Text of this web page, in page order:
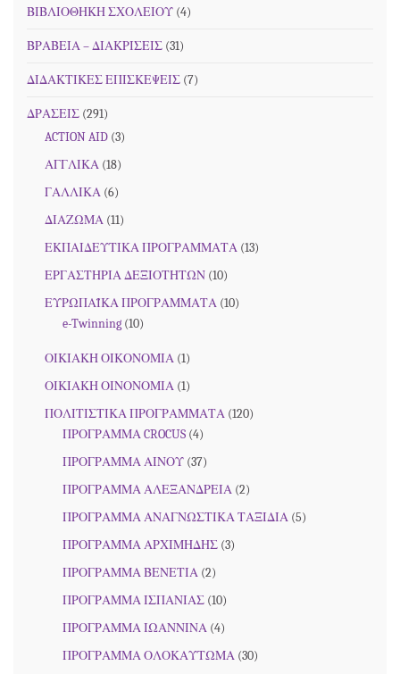
ΒΙΒΛΙΟΘΗΚΗ ΣΧΟΛΕΙΟΥ (4)
ΒΡΑΒΕΙΑ – ΔΙΑΚΡΙΣΕΙΣ (31)
ΔΙΔΑΚΤΙΚΕΣ ΕΠΙΣΚΕΨΕΙΣ (7)
ΔΡΑΣΕΙΣ (291)
ACTION AID (3)
ΑΓΓΛΙΚΑ (18)
ΓΑΛΛΙΚΑ (6)
ΔΙΑΖΩΜΑ (11)
ΕΚΠΑΙΔΕΥΤΙΚΑ ΠΡΟΓΡΑΜΜΑΤΑ (13)
ΕΡΓΑΣΤΗΡΙΑ ΔΕΞΙΟΤΗΤΩΝ (10)
ΕΥΡΩΠΑΪΚΑ ΠΡΟΓΡΑΜΜΑΤΑ (10)
e-Twinning (10)
ΟΙΚΙΑΚΗ ΟΙΚΟΝΟΜΙΑ (1)
ΟΙΚΙΑΚΗ ΟΙΝΟΝΟΜΙΑ (1)
ΠΟΛΙΤΙΣΤΙΚΑ ΠΡΟΓΡΑΜΜΑΤΑ (120)
ΠΡΟΓΡΑΜΜΑ CROCUS (4)
ΠΡΟΓΡΑΜΜΑ ΑΙΝΟΥ (37)
ΠΡΟΓΡΑΜΜΑ ΑΛΕΞΑΝΔΡΕΙΑ (2)
ΠΡΟΓΡΑΜΜΑ ΑΝΑΓΝΩΣΤΙΚΑ ΤΑΞΙΔΙΑ (5)
ΠΡΟΓΡΑΜΜΑ ΑΡΧΙΜΗΔΗΣ (3)
ΠΡΟΓΡΑΜΜΑ ΒΕΝΕΤΙΑ (2)
ΠΡΟΓΡΑΜΜΑ ΙΣΠΑΝΙΑΣ (10)
ΠΡΟΓΡΑΜΜΑ ΙΩΑΝΝΙΝΑ (4)
ΠΡΟΓΡΑΜΜΑ ΟΛΟΚΑΥΤΩΜΑ (30)